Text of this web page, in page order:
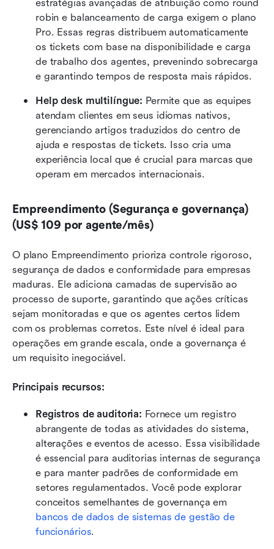
estratégias avançadas de atribuição como round
robin e balanceamento de carga exigem o plano
Pro. Essas regras distribuem automaticamente
os tickets com base na disponibilidade e carga
de trabalho dos agentes, prevenindo sobrecarga
e garantindo tempos de resposta mais rápidos.
Help desk multilíngue: Permite que as equipes
atendam clientes em seus idiomas nativos,
gerenciando artigos traduzidos do centro de
ajuda e respostas de tickets. Isso cria uma
experiência local que é crucial para marcas que
operam em mercados internacionais.
Empreendimento (Segurança e governança)
(US$ 109 por agente/mês)
O plano Empreendimento prioriza controle rigoroso,
segurança de dados e conformidade para empresas
maduras. Ele adiciona camadas de supervisão ao
processo de suporte, garantindo que ações críticas
sejam monitoradas e que os agentes certos lidem
com os problemas corretos. Este nível é ideal para
operações em grande escala, onde a governança é
um requisito inegociável.
Principais recursos:
Registros de auditoria: Fornece um registro
abrangente de todas as atividades do sistema,
alterações e eventos de acesso. Essa visibilidade
é essencial para auditorias internas de segurança
e para manter padrões de conformidade em
setores regulamentados. Você pode explorar
bancos de dados de sistemas de gestão de
funcionários.